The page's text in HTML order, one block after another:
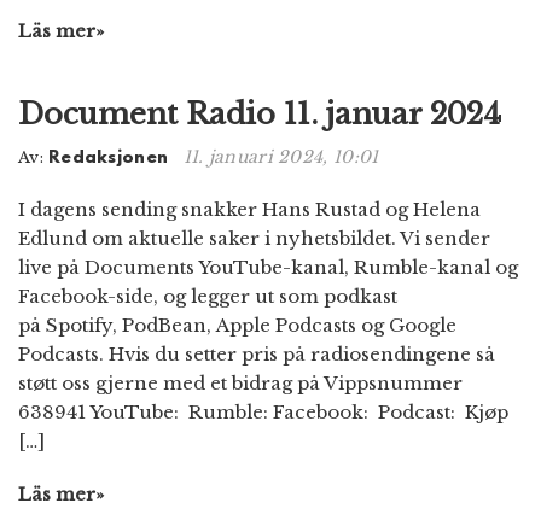
Läs mer»
Document Radio 11. januar 2024
Av: Redaksjonen 11. januari 2024, 10:01
I dagens sending snakker Hans Rustad og Helena
Edlund om aktuelle saker i nyhetsbildet. Vi sender
live på Documents YouTube-kanal, Rumble-kanal og
Facebook-side, og legger ut som podkast
på Spotify, PodBean, Apple Podcasts og Google
Podcasts. Hvis du setter pris på radiosendingene så
støtt oss gjerne med et bidrag på Vippsnummer
638941 YouTube: Rumble: Facebook: Podcast: Kjøp
[…]
Läs mer»